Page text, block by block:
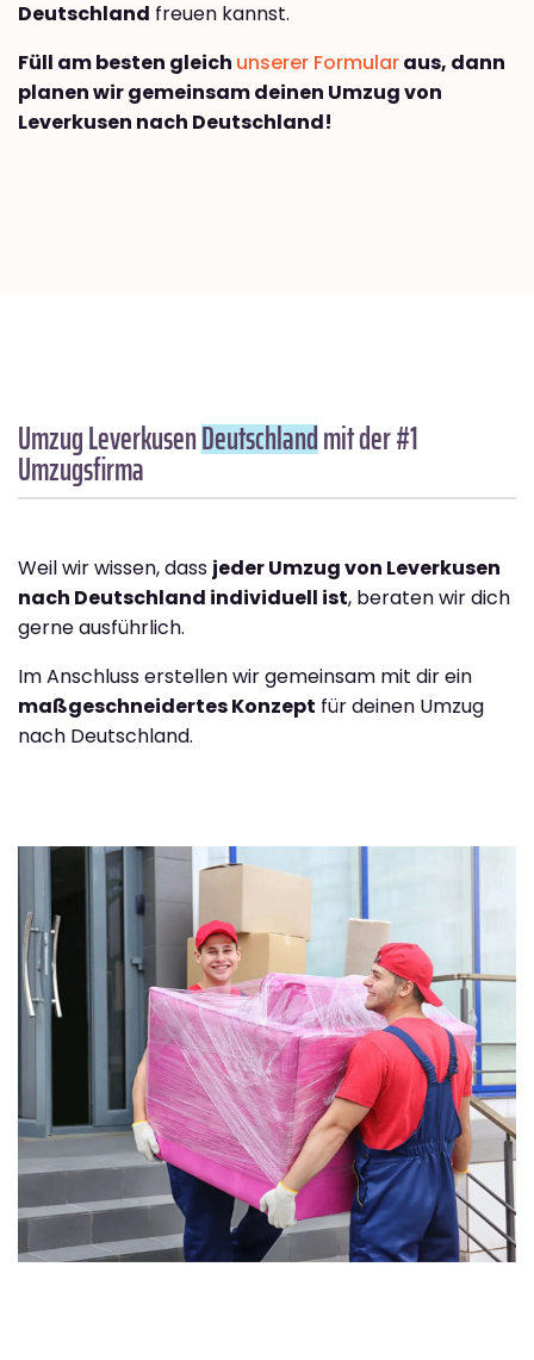
Deutschland freuen kannst.
Füll am besten gleich unserer Formularaus, dann
planen wir gemeinsam deinen Umzug von
Leverkusen nach Deutschland!
Umzug LeverkusenDeutschlandmit der #1
Umzugsfirma
Weil wir wissen, dass jeder Umzug von Leverkusen
nach Deutschland individuell ist, beraten wir dich
gerne ausführlich.
Im Anschluss erstellen wir gemeinsam mit dir ein
maßgeschneidertes Konzept für deinen Umzug
nach Deutschland.